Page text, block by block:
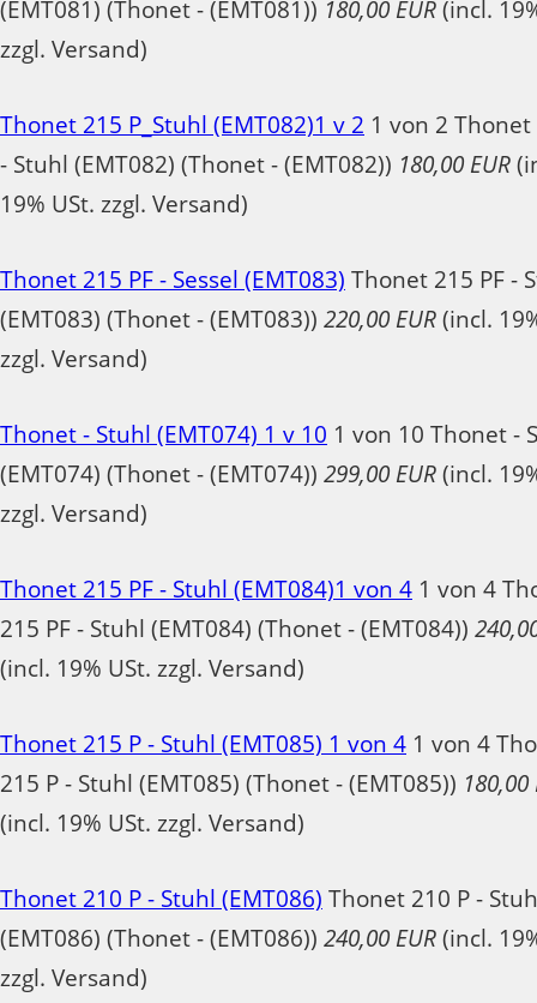
(EMT081) (Thonet - (EMT081)) 180,00 EUR (incl.
zzgl. Versand)
Thonet 215 P_Stuhl (EMT082)1 v 2 1 von 2 Thonet
- Stuhl (EMT082) (Thonet - (EMT082)) 180,00 EUR
19% USt. zzgl. Versand)
Thonet 215 PF - Sessel (EMT083) Thonet 215 PF -
(EMT083) (Thonet - (EMT083)) 220,00 EUR (incl.
zzgl. Versand)
Thonet - Stuhl (EMT074) 1 v 10 1 von 10 Thonet -
(EMT074) (Thonet - (EMT074)) 299,00 EUR (incl.
zzgl. Versand)
Thonet 215 PF - Stuhl (EMT084)1 von 4 1 von 4
215 PF - Stuhl (EMT084) (Thonet - (EMT084))
(incl. 19% USt. zzgl. Versand)
Thonet 215 P - Stuhl (EMT085) 1 von 4 1 von 4
215 P - Stuhl (EMT085) (Thonet - (EMT085)) 180,00
(incl. 19% USt. zzgl. Versand)
Thonet 210 P - Stuhl (EMT086) Thonet 210 P -
(EMT086) (Thonet - (EMT086)) 240,00 EUR (incl.
zzgl. Versand)